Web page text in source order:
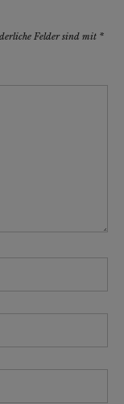
Felder sind mit *